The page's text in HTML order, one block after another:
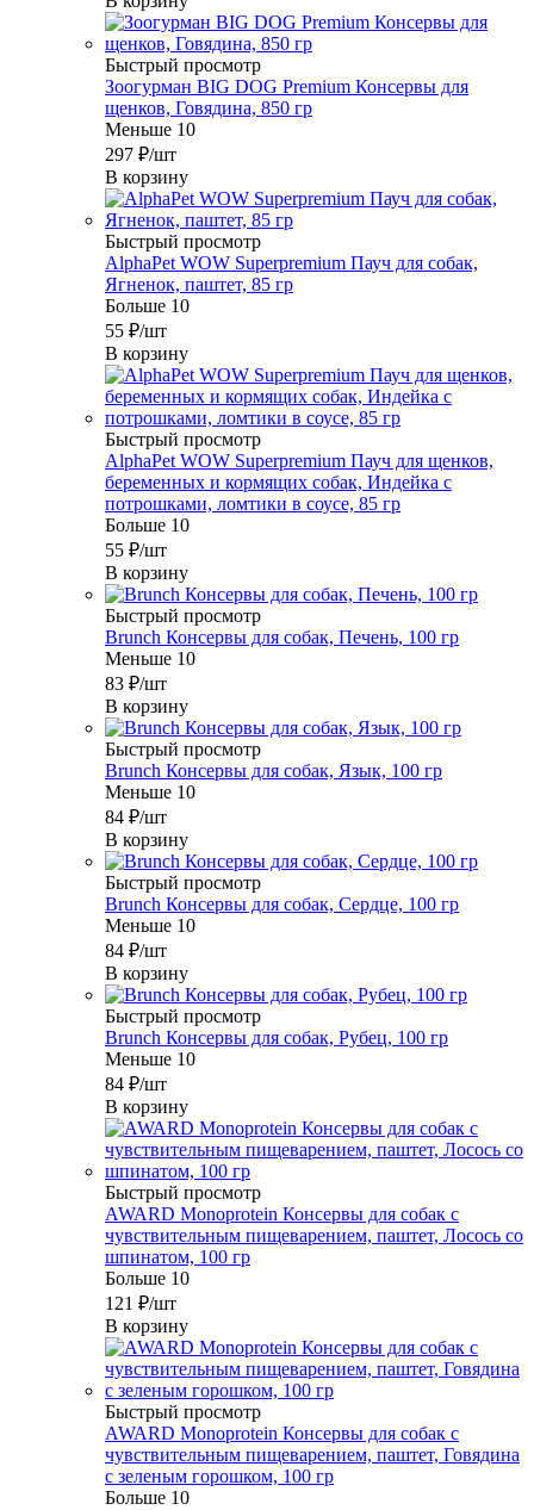
Быстрый просмотр
Зоогурман BIG DOG Premium Консервы для
щенков, Говядина, 850 гр
Меньше 10
297 ₽/шт
В корзину
Быстрый просмотр
AlphaPet WOW Superpremium Пауч для собак,
Ягненок, паштет, 85 гр
Больше 10
55 ₽/шт
В корзину
Быстрый просмотр
AlphaPet WOW Superpremium Пауч для щенков,
беременных и кормящих собак, Индейка с
потрошками, ломтики в соусе, 85 гр
Больше 10
55 ₽/шт
В корзину
Быстрый просмотр
Brunch Консервы для собак, Печень, 100 гр
Меньше 10
83 ₽/шт
В корзину
Быстрый просмотр
Brunch Консервы для собак, Язык, 100 гр
Меньше 10
84 ₽/шт
В корзину
Быстрый просмотр
Brunch Консервы для собак, Сердце, 100 гр
Меньше 10
84 ₽/шт
В корзину
Быстрый просмотр
Brunch Консервы для собак, Рубец, 100 гр
Меньше 10
84 ₽/шт
В корзину
Быстрый просмотр
AWARD Monoprotein Консервы для собак с
чувствительным пищеварением, паштет, Лосось со
шпинатом, 100 гр
Больше 10
121 ₽/шт
В корзину
Быстрый просмотр
AWARD Monoprotein Консервы для собак с
чувствительным пищеварением, паштет, Говядина
с зеленым горошком, 100 гр
Больше 10